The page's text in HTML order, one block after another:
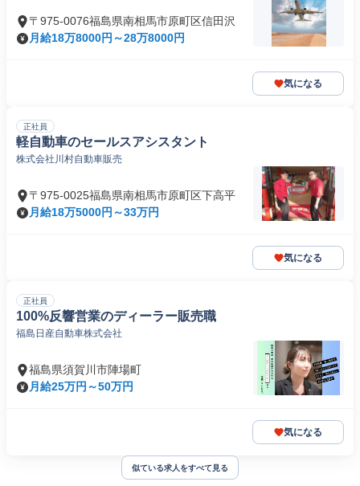
〒975-0076福島県南相馬市原町区信田沢
月給18万8000円～28万8000円
気になる
正社員
軽自動車のセールスアシスタント
株式会社川村自動車販売
〒975-0025福島県南相馬市原町区下高平
月給18万5000円～33万円
気になる
正社員
100%反響営業のディーラー販売職
福島日産自動車株式会社
福島県須賀川市陣場町
月給25万円～50万円
気になる
似ている求人をすべて見る